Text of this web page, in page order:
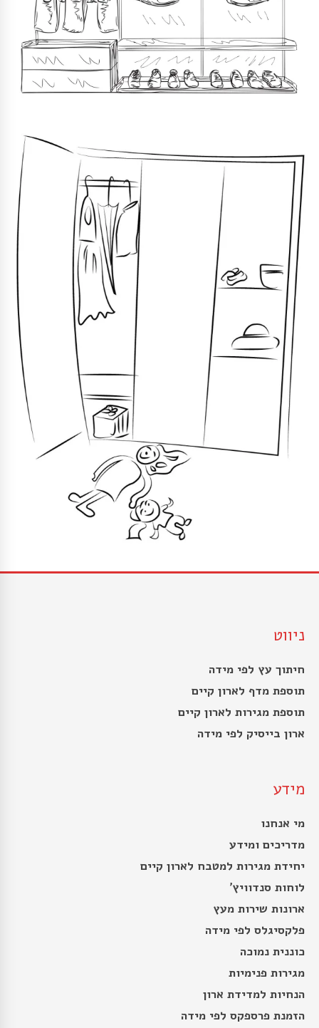
ניווט
חיתוך עץ לפי מידה
תוספת מדף לארון קיים
תוספת מגירות לארון קיים
ארון בייסיק לפי מידה
מידע
מי אנחנו
מדריכים ומידע
יחידת מגירות למטבח לארון קיים
לוחות סנדוויץ’
ארונות שירות מעץ
פלקסיגלס לפי מידה
כוננית נמוכה
מגירות פנימיות
הנחיות למדידת ארון
הזמנת פרספקס לפי מידה